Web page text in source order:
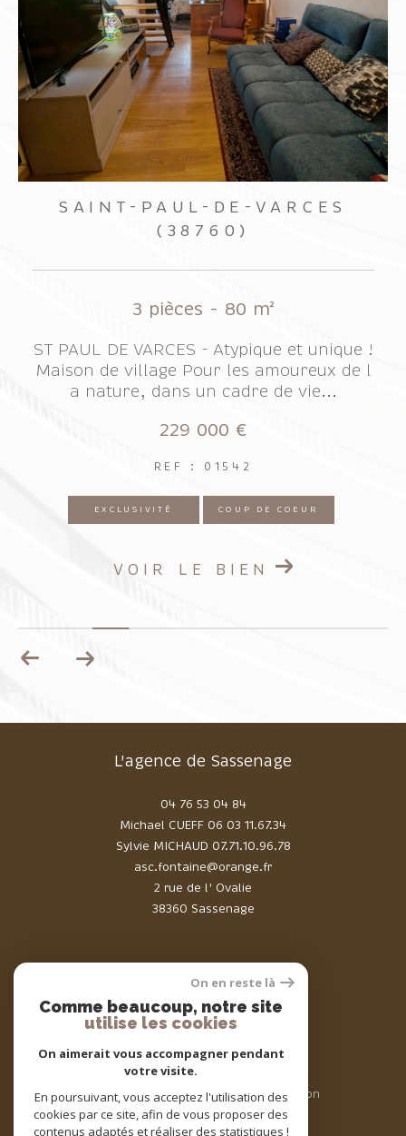
unique !
de l
SASSENAGE
(38360)
5 pièces - 86,83 m²
SASSENAGE - T5 Idéalement situé
des écoles et des commerces dans
ropriété familiale et sécurisée
149 000 €
REF : 05141B
EXCLUSIVITÉ NOUVEAUTÉ
VOIR LE BIEN
L'agence de Sassenage
04 76 53 04 84
2 rue de l' Ovalie
38360 Sassenage
Michael CUEFF 06 03 11.67.34
Sylvie MICHAUD 07.71.10.96.78
asc.fontaine@orange.fr
Adhérents
© 2026 | Tous droits réservés | Traduction
powered by Google |
Nos honoraires
Plan du site
On en reste là
Comme beaucoup, notre site
utilise les cookies
On aimerait vous accompagner pendant
votre visite.
En poursuivant, vous acceptez l'utilisation des
cookies par ce site, afin de vous proposer des
contenus adaptés et réaliser des statistiques !